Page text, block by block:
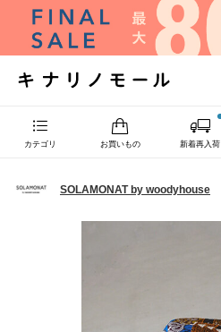
カテゴリ お買いもの 新着再入荷
SOLAMONAT by woodyhouse